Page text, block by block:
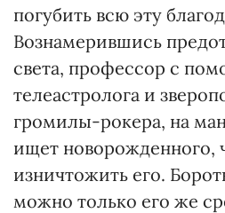
погубить всю эту
Вознамерившись
света, профессор с
телеастролога и
громилы-рокера, на
ищет новорожденного,
изничтожить его.
можно только его же